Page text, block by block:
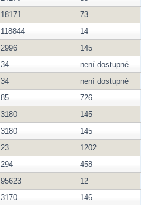
18171
73
118844
14
2996
145
34
není dostupné
34
není dostupné
85
726
3180
145
3180
145
23
1202
294
458
95623
12
3170
146